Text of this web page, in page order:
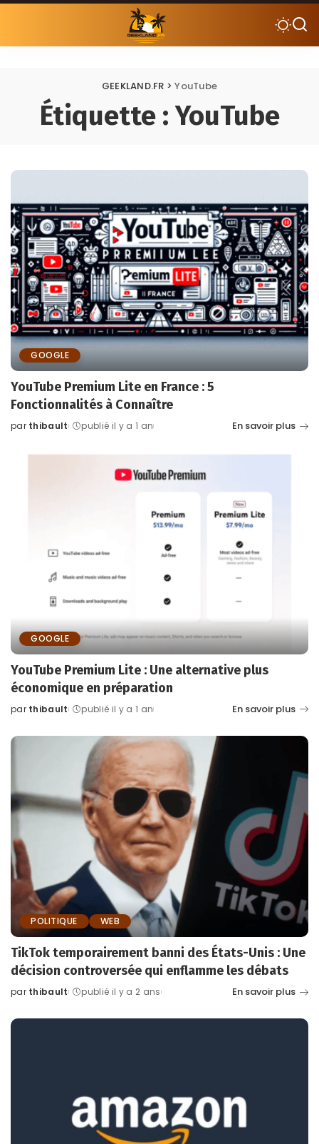
GEEKLAND.FR >YouTube
Étiquette :YouTube
GOOGLE
YouTube Premium Lite en France : 5
Fonctionnalités à Connaître
Posted
par thibault publié il y a 1 an En savoir plus
GOOGLE
YouTube Premium Lite : Une alternative plus
économique en préparation
Posted
par thibault publié il y a 1 an En savoir plus
POLITIQUE WEB
TikTok temporairement banni des États-Unis : Une
décision controversée qui enflamme les débats
Posted
par thibault publié il y a 2 ans En savoir plus